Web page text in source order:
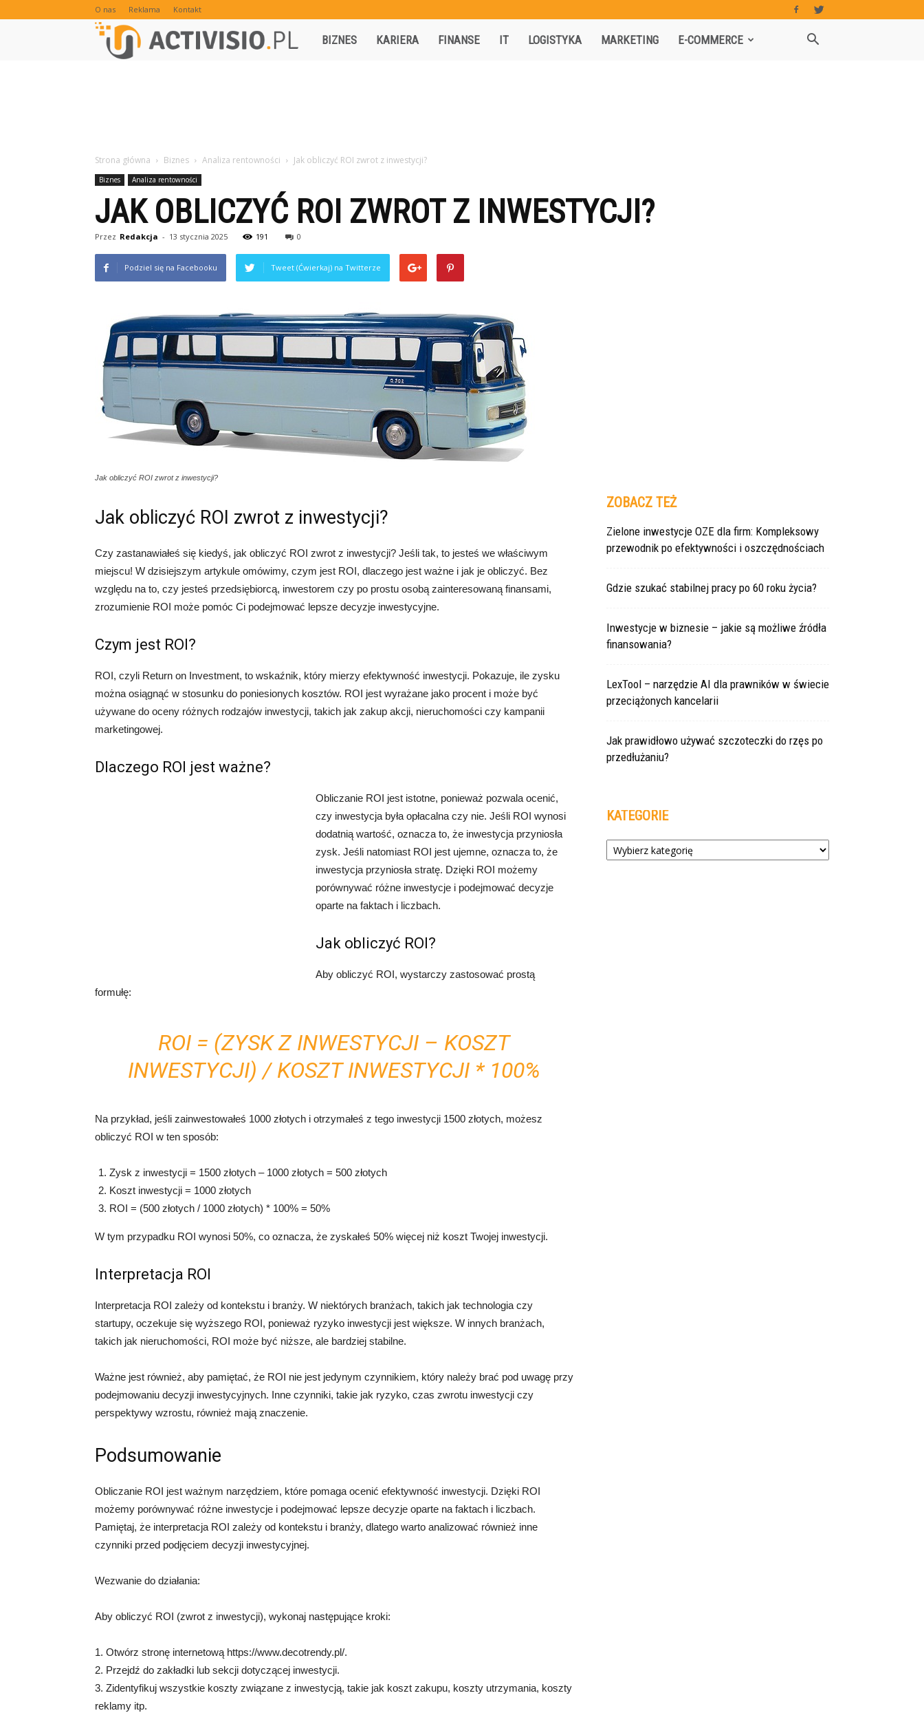
O nas Reklama Kontakt
Activisio.pl
BIZNES KARIERA FINANSE IT LOGISTYKA MARKETING E-COMMERCE
Strona główna Biznes Analiza rentowności Jak obliczyć ROI zwrot z inwestycji?
Biznes Analiza rentowności
JAK OBLICZYĆ ROI ZWROT Z INWESTYCJI?
Przez Redakcja - 13 stycznia 2025 191 0
Podziel się na Facebooku Tweet (Ćwierkaj) na Twitterze
Jak obliczyć ROI zwrot z inwestycji?
Jak obliczyć ROI zwrot z inwestycji?
Czy zastanawiałeś się kiedyś, jak obliczyć ROI zwrot z inwestycji? Jeśli tak, to jesteś we właściwym
miejscu! W dzisiejszym artykule omówimy, czym jest ROI, dlaczego jest ważne i jak je obliczyć. Bez
względu na to, czy jesteś przedsiębiorcą, inwestorem czy po prostu osobą zainteresowaną finansami,
zrozumienie ROI może pomóc Ci podejmować lepsze decyzje inwestycyjne.
Czym jest ROI?
ROI, czyli Return on Investment, to wskaźnik, który mierzy efektywność inwestycji. Pokazuje, ile zysku
można osiągnąć w stosunku do poniesionych kosztów. ROI jest wyrażane jako procent i może być
używane do oceny różnych rodzajów inwestycji, takich jak zakup akcji, nieruchomości czy kampanii
marketingowej.
Dlaczego ROI jest ważne?
Obliczanie ROI jest istotne, ponieważ pozwala ocenić,
czy inwestycja była opłacalna czy nie. Jeśli ROI wynosi
dodatnią wartość, oznacza to, że inwestycja przyniosła
zysk. Jeśli natomiast ROI jest ujemne, oznacza to, że
inwestycja przyniosła stratę. Dzięki ROI możemy
porównywać różne inwestycje i podejmować decyzje
oparte na faktach i liczbach.
Jak obliczyć ROI?
Aby obliczyć ROI, wystarczy zastosować prostą
formułę:
ROI = (ZYSK Z INWESTYCJI – KOSZT
INWESTYCJI) / KOSZT INWESTYCJI * 100%
Na przykład, jeśli zainwestowałeś 1000 złotych i otrzymałeś z tego inwestycji 1500 złotych, możesz
obliczyć ROI w ten sposób:
Zysk z inwestycji = 1500 złotych – 1000 złotych = 500 złotych
Koszt inwestycji = 1000 złotych
ROI = (500 złotych / 1000 złotych) * 100% = 50%
W tym przypadku ROI wynosi 50%, co oznacza, że zyskałeś 50% więcej niż koszt Twojej inwestycji.
Interpretacja ROI
Interpretacja ROI zależy od kontekstu i branży. W niektórych branżach, takich jak technologia czy
startupy, oczekuje się wyższego ROI, ponieważ ryzyko inwestycji jest większe. W innych branżach,
takich jak nieruchomości, ROI może być niższe, ale bardziej stabilne.
Ważne jest również, aby pamiętać, że ROI nie jest jedynym czynnikiem, który należy brać pod uwagę przy
podejmowaniu decyzji inwestycyjnych. Inne czynniki, takie jak ryzyko, czas zwrotu inwestycji czy
perspektywy wzrostu, również mają znaczenie.
Podsumowanie
Obliczanie ROI jest ważnym narzędziem, które pomaga ocenić efektywność inwestycji. Dzięki ROI
możemy porównywać różne inwestycje i podejmować lepsze decyzje oparte na faktach i liczbach.
Pamiętaj, że interpretacja ROI zależy od kontekstu i branży, dlatego warto analizować również inne
czynniki przed podjęciem decyzji inwestycyjnej.
Wezwanie do działania:
Aby obliczyć ROI (zwrot z inwestycji), wykonaj następujące kroki:
1. Otwórz stronę internetową https://www.decotrendy.pl/.
2. Przejdź do zakładki lub sekcji dotyczącej inwestycji.
3. Zidentyfikuj wszystkie koszty związane z inwestycją, takie jak koszt zakupu, koszty utrzymania, koszty
reklamy itp.
ZOBACZ TEŻ
Zielone inwestycje OZE dla firm: Kompleksowy
przewodnik po efektywności i oszczędnościach
Gdzie szukać stabilnej pracy po 60 roku życia?
Inwestycje w biznesie – jakie są możliwe źródła
finansowania?
LexTool – narzędzie AI dla prawników w świecie
przeciążonych kancelarii
Jak prawidłowo używać szczoteczki do rzęs po
przedłużaniu?
KATEGORIE
Kategorie